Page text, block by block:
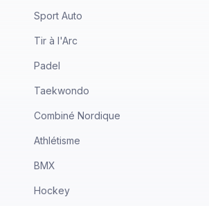
Sport Auto
Tir à l'Arc
Padel
Taekwondo
Combiné Nordique
Athlétisme
BMX
Hockey